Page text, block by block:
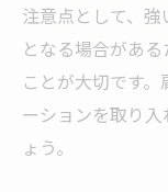
注意点として、
となる場合があ
ことが大切です
ーションを取り
ょう。